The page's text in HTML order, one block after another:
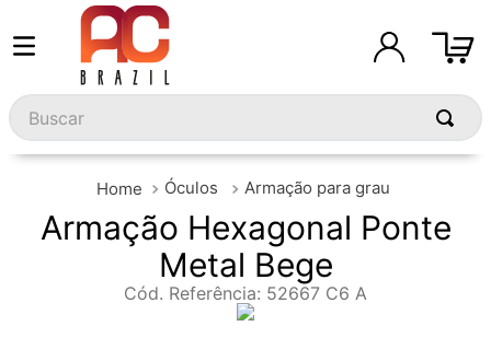
Buscar
Óculos Armação para grau
Armação Hexagonal Ponte
Metal Bege
Cód. Referência: 52667 C6 A